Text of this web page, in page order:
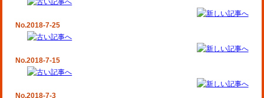
No.2018-7-25
No.2018-7-15
No.2018-7-3